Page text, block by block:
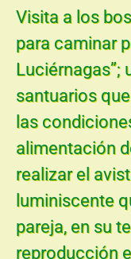
Visita a los
para caminar
Luciérnagas”;
santuarios
las
alimentación
realizar el
luminiscente
pareja, en su
reproducción